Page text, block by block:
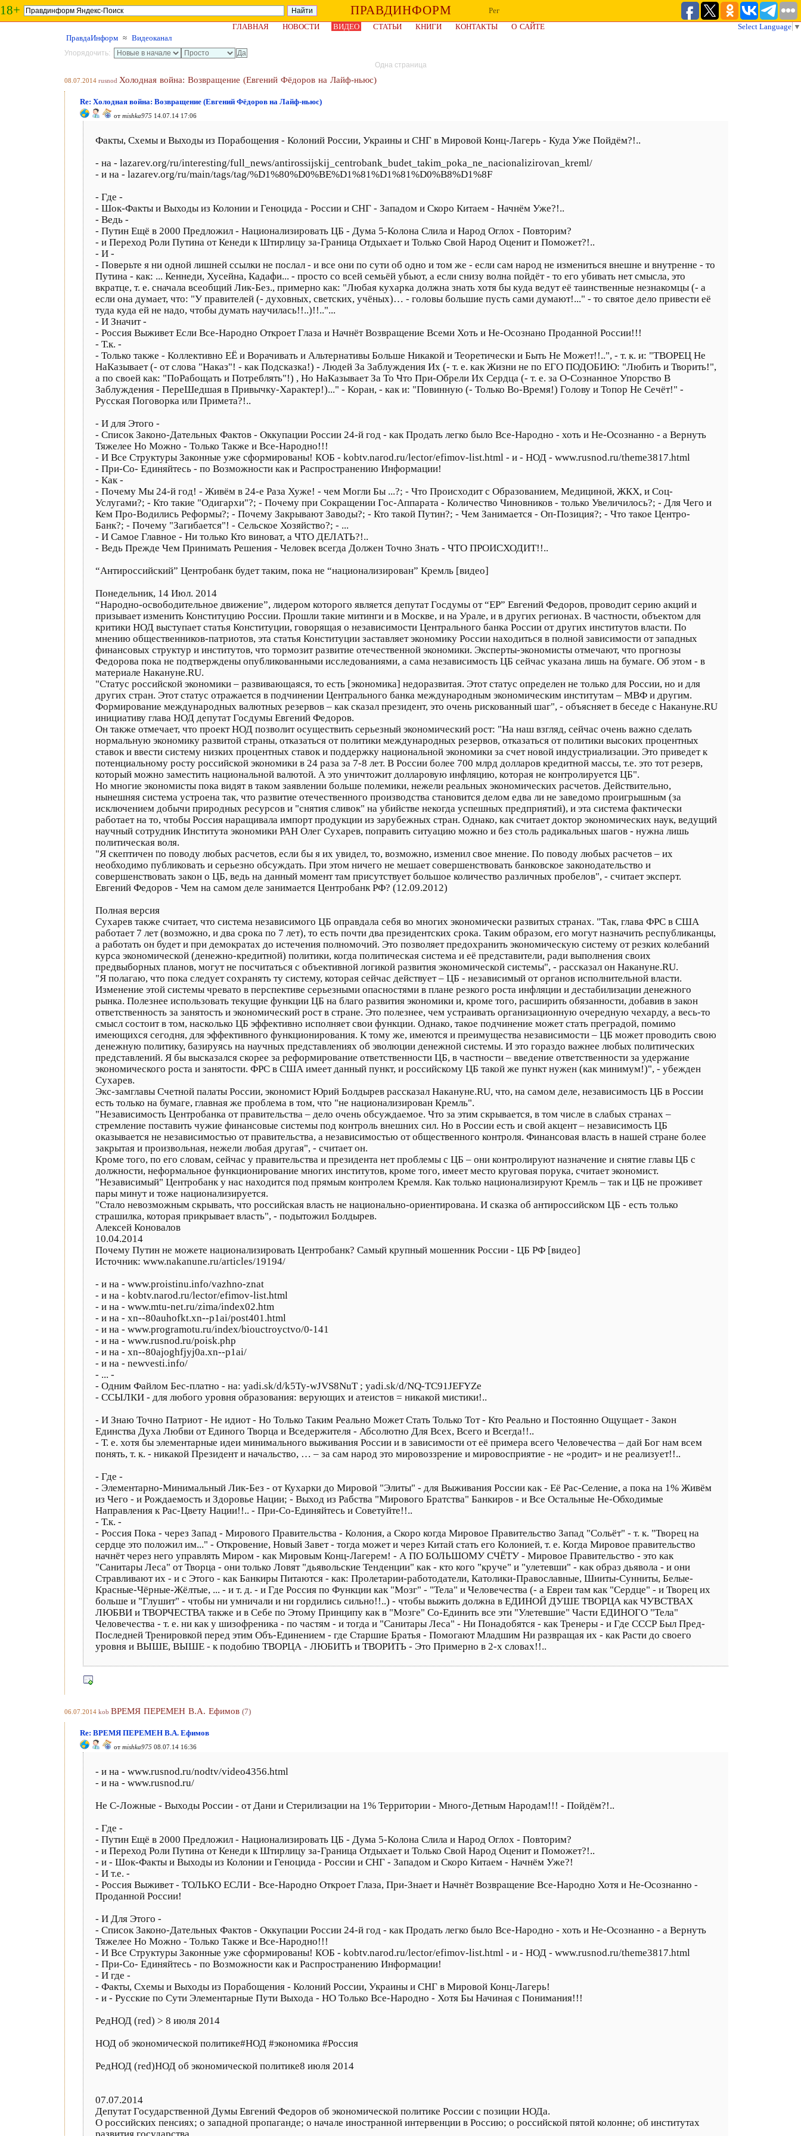
18+ ПРАВДИНФОРМ
Рег
ГЛАВНАЯ
НОВОСТИ ВИДЕО СТАТЬИ КНИГИ КОНТАКТЫ О САЙТЕ Select Language ▼
ПравдаИнформ ≈ Видеоканал
Упорядочить:
Одна страница
08.07.2014 rusnod Холодная война: Возвращение (Евгений Фёдоров на Лайф-ньюс)
Re: Холодная война: Возвращение (Евгений Фёдоров на Лайф-ньюс)
от mishka975 14.07.14 17:06
Факты, Схемы и Выходы из Порабощения - Колоний России, Украины и СНГ в Мировой Конц-Лагерь - Куда Уже Пойдём?!..
- на - lazarev.org/ru/interesting/full_news/antirossijskij_centrobank_budet_takim_poka_ne_nacionalizirovan_kreml/
- и на - lazarev.org/ru/main/tags/tag/%D1%80%D0%BE%D1%81%D1%81%D0%B8%D1%8F
- Где -
- Шок-Факты и Выходы из Колонии и Геноцида - России и СНГ - Западом и Скоро Китаем - Начнём Уже?!..
- Ведь -
- Путин Ещё в 2000 Предложил - Национализировать ЦБ - Дума 5-Колона Слила и Народ Оглох - Повторим?
- и Переход Роли Путина от Кенеди к Штирлицу за-Граница Отдыхает и Только Свой Народ Оценит и Поможет?!..
- И -
- Поверьте я ни одной лишней ссылки не послал - и все они по сути об одно и том же - если сам народ не измениться внешне и внутренне - то
Путина - как: ... Кеннеди, Хусейна, Кадафи... - просто со всей семьёй убьют, а если снизу волна пойдёт - то его убивать нет смысла, это
вкратце, т. е. сначала всеобщий Лик-Без., примерно как: "Любая кухарка должна знать хотя бы куда ведут её таинственные незнакомцы (- а
если она думает, что: "У правителей (- духовных, светских, учёных)… - головы большие пусть сами думают!..." - то святое дело привести её
туда куда ей не надо, чтобы думать научилась!!..)!!.."...
- И Значит -
- Россия Выживет Если Все-Народно Откроет Глаза и Начнёт Возвращение Всеми Хоть и Не-Осознано Проданной России!!!
- Т.к. -
- Только также - Коллективно ЕЁ и Ворачивать и Альтернативы Больше Никакой и Теоретически и Быть Не Может!!..", - т. к. и: "ТВОРЕЦ Не
НаКазывает (- от слова "Наказ"! - как Подсказка!) - Людей За Заблуждения Их (- т. е. как Жизни не по ЕГО ПОДОБИЮ: "Любить и Творить!",
а по своей как: "ПоРабощать и Потреблять"!) , Но НаКазывает За То Что При-Обрели Их Сердца (- т. е. за О-Сознанное Упорство В
Заблуждения - ПереШедшая в Привычку-Характер!)..." - Коран, - как и: "Повинную (- Только Во-Время!) Голову и Топор Не Сечёт!" -
Русская Поговорка или Примета?!..
- И для Этого -
- Список Законо-Дательных Фактов - Оккупации России 24-й год - как Продать легко было Все-Народно - хоть и Не-Осознанно - а Вернуть
Тяжелее Но Можно - Только Также и Все-Народно!!!
- И Все Структуры Законные уже сформированы! КОБ - kobtv.narod.ru/lector/efimov-list.html - и - НОД - www.rusnod.ru/theme3817.html
- При-Со- Единяйтесь - по Возможности как и Распространению Информации!
- Как -
- Почему Мы 24-й год! - Живём в 24-е Раза Хуже! - чем Могли Бы ...?; - Что Происходит с Образованием, Медициной, ЖКХ, и Соц-
Услугами?; - Кто такие "Одигархи"?; - Почему при Сокращении Гос-Аппарата - Количество Чиновников - только Увеличилось?; - Для Чего и
Кем Про-Водились Реформы?; - Почему Закрывают Заводы?; - Кто такой Путин?; - Чем Занимается - Оп-Позиция?; - Что такое Центро-
Банк?; - Почему "Загибается"! - Сельское Хозяйство?; - ...
- И Самое Главное - Ни только Кто виноват, а ЧТО ДЕЛАТЬ?!..
- Ведь Прежде Чем Принимать Решения - Человек всегда Должен Точно Знать - ЧТО ПРОИСХОДИТ!!..
“Антироссийский” Центробанк будет таким, пока не “национализирован” Кремль [видео]
Понедельник, 14 Июл. 2014
“Народно-освободительное движение”, лидером которого является депутат Госдумы от “ЕР” Евгений Федоров, проводит серию акций и
призывает изменить Конституцию России. Прошли такие митинги и в Москве, и на Урале, и в других регионах. В частности, объектом для
критики НОД выступает статья Конституции, говорящая о независимости Центрального банка России от других институтов власти. По
мнению общественников-патриотов, эта статья Конституции заставляет экономику России находиться в полной зависимости от западных
финансовых структур и институтов, что тормозит развитие отечественной экономики. Эксперты-экономисты отмечают, что прогнозы
Федорова пока не подтверждены опубликованными исследованиями, а сама независимость ЦБ сейчас указана лишь на бумаге. Об этом - в
материале Накануне.RU.
"Статус российской экономики – развивающаяся, то есть [экономика] недоразвитая. Этот статус определен не только для России, но и для
других стран. Этот статус отражается в подчинении Центрального банка международным экономическим институтам – МВФ и другим.
Формирование международных валютных резервов – как сказал президент, это очень рискованный шаг", - объясняет в беседе с Накануне.RU
инициативу глава НОД депутат Госдумы Евгений Федоров.
Он также отмечает, что проект НОД позволит осуществить серьезный экономический рост: "На наш взгляд, сейчас очень важно сделать
нормальную экономику развитой страны, отказаться от политики международных резервов, отказаться от политики высоких процентных
ставок и ввести систему низких процентных ставок и поддержку национальной экономики за счет новой индустриализации. Это приведет к
потенциальному росту российской экономики в 24 раза за 7-8 лет. В России более 700 млрд долларов кредитной массы, т.е. это тот резерв,
который можно заместить национальной валютой. А это уничтожит долларовую инфляцию, которая не контролируется ЦБ".
Но многие экономисты пока видят в таком заявлении больше полемики, нежели реальных экономических расчетов. Действительно,
нынешняя система устроена так, что развитие отечественного производства становится делом едва ли не заведомо проигрышным (за
исключением добычи природных ресурсов и "снятия сливок" на убийстве некогда успешных предприятий), и эта система фактически
работает на то, чтобы Россия наращивала импорт продукции из зарубежных стран. Однако, как считает доктор экономических наук, ведущий
научный сотрудник Института экономики РАН Олег Сухарев, поправить ситуацию можно и без столь радикальных шагов - нужна лишь
политическая воля.
"Я скептичен по поводу любых расчетов, если бы я их увидел, то, возможно, изменил свое мнение. По поводу любых расчетов – их
необходимо публиковать и серьезно обсуждать. При этом ничего не мешает совершенствовать банковское законодательство и
совершенствовать закон о ЦБ, ведь на данный момент там присутствует большое количество различных пробелов", - считает эксперт.
Евгений Федоров - Чем на самом деле занимается Центробанк РФ? (12.09.2012)
Полная версия
Сухарев также считает, что система независимого ЦБ оправдала себя во многих экономически развитых странах. "Так, глава ФРС в США
работает 7 лет (возможно, и два срока по 7 лет), то есть почти два президентских срока. Таким образом, его могут назначить республиканцы,
а работать он будет и при демократах до истечения полномочий. Это позволяет предохранить экономическую систему от резких колебаний
курса экономической (денежно-кредитной) политики, когда политическая система и её представители, ради выполнения своих
предвыборных планов, могут не посчитаться с объективной логикой развития экономической системы", - рассказал он Накануне.RU.
"Я полагаю, что пока следует сохранять ту систему, которая сейчас действует – ЦБ - независимый от органов исполнительной власти.
Изменение этой системы чревато в перспективе серьезными опасностями в плане резкого роста инфляции и дестабилизации денежного
рынка. Полезнее использовать текущие функции ЦБ на благо развития экономики и, кроме того, расширить обязанности, добавив в закон
ответственность за занятость и экономический рост в стране. Это полезнее, чем устраивать организационную очередную чехарду, а весь-то
смысл состоит в том, насколько ЦБ эффективно исполняет свои функции. Однако, такое подчинение может стать преградой, помимо
имеющихся сегодня, для эффективного функционирования. К тому же, имеются и преимущества независимости – ЦБ может проводить свою
денежную политику, базируясь на научных представлениях об эволюции денежной системы. И это гораздо важнее любых политических
представлений. Я бы высказался скорее за реформирование ответственности ЦБ, в частности – введение ответственности за удержание
экономического роста и занятости. ФРС в США имеет данный пункт, и российскому ЦБ такой же пункт нужен (как минимум!)", - убежден
Сухарев.
Экс-замглавы Счетной палаты России, экономист Юрий Болдырев рассказал Накануне.RU, что, на самом деле, независимость ЦБ в России
есть только на бумаге, главная же проблема в том, что "не национализирован Кремль".
"Независимость Центробанка от правительства – дело очень обсуждаемое. Что за этим скрывается, в том числе в слабых странах –
стремление поставить чужие финансовые системы под контроль внешних сил. Но в России есть и свой акцент – независимость ЦБ
оказывается не независимостью от правительства, а независимостью от общественного контроля. Финансовая власть в нашей стране более
закрытая и произвольная, нежели любая другая", - считает он.
Кроме того, по его словам, сейчас у правительства и президента нет проблемы с ЦБ – они контролируют назначение и снятие главы ЦБ с
должности, неформальное функционирование многих институтов, кроме того, имеет место круговая порука, считает экономист.
"Независимый" Центробанк у нас находится под прямым контролем Кремля. Как только национализируют Кремль – так и ЦБ не проживет
пары минут и тоже национализируется.
"Стало невозможным скрывать, что российская власть не национально-ориентирована. И сказка об антироссийском ЦБ - есть только
страшилка, которая прикрывает власть", - подытожил Болдырев.
Алексей Коновалов
10.04.2014
Почему Путин не можете национализировать Центробанк? Самый крупный мошенник России - ЦБ РФ [видео]
Источник: www.nakanune.ru/articles/19194/
- и на - www.proistinu.info/vazhno-znat
- и на - kobtv.narod.ru/lector/efimov-list.html
- и на - www.mtu-net.ru/zima/index02.htm
- и на - xn--80auhofkt.xn--p1ai/post401.html
- и на - www.programotu.ru/index/biouctroyctvo/0-141
- и на - www.rusnod.ru/poisk.php
- и на - xn--80ajoghfjyj0a.xn--p1ai/
- и на - newvesti.info/
- ... -
- Одним Файлом Бес-платно - на: yadi.sk/d/k5Ty-wJVS8NuT ; yadi.sk/d/NQ-TC91JEFYZe
- ССЫЛКИ - для любого уровня образования: верующих и атеистов = никакой мистики!..
- И Знаю Точно Патриот - Не идиот - Но Только Таким Реально Может Стать Только Тот - Кто Реально и Постоянно Ощущает - Закон
Единства Духа Любви от Единого Творца и Вседержителя - Абсолютно Для Всех, Всего и Всегда!!..
- Т. е. хотя бы элементарные идеи минимального выживания России и в зависимости от её примера всего Человечества – дай Бог нам всем
понять, т. к. - никакой Президент и начальство, … – за сам народ это мировоззрение и мировосприятие - не «родит» и не реализует!!..
- Где -
- Элементарно-Минимальный Лик-Без - от Кухарки до Мировой "Элиты" - для Выживания России как - Её Рас-Селение, а пока на 1% Живём
из Чего - и Рождаемость и Здоровье Нации; - Выход из Рабства "Мирового Братства" Банкиров - и Все Остальные Не-Обходимые
Направления к Рас-Цвету Нации!!.. - При-Со-Единяйтесь и Советуйте!!..
- Т.к. -
- Россия Пока - через Запад - Мирового Правительства - Колония, а Скоро когда Мировое Правительство Запад "Сольёт" - т. к. "Творец на
сердце это положил им..." - Откровение, Новый Завет - тогда может и через Китай стать его Колонией, т. е. Когда Мировое правительство
начнёт через него управлять Миром - как Мировым Конц-Лагерем! - А ПО БОЛЬШОМУ СЧЁТУ - Мировое Правительство - это как
"Санитары Леса" от Творца - они только Ловят "дьявольские Тенденции" как - кто кого "круче" и "улетевши" - как образ дьявола - и они
Стравливают их - и с Этого - как Банкиры Питаются - как: Пролетарии-работодатели, Католики-Православные, Шииты-Сунниты, Белые-
Красные-Чёрные-Жёлтые, ... - и т. д. - и Где Россия по Функции как "Мозг" - "Тела" и Человечества (- а Евреи там как "Сердце" - и Творец их
больше и "Глушит" - чтобы ни умничали и ни гордились сильно!!..) - чтобы выжить должна в ЕДИНОЙ ДУШЕ ТВОРЦА как ЧУВСТВАХ
ЛЮБВИ и ТВОРЧЕСТВА также и в Себе по Этому Принципу как в "Мозге" Со-Единить все эти "Улетевшие" Части ЕДИНОГО "Тела"
Человечества - т. е. ни как у шизофреника - по частям - и тогда и "Санитары Леса" - Ни Понадобятся - как Тренеры - и Где СССР Был Пред-
Последней Тренировкой перед этим Объ-Единением - где Старшие Братья - Помогают Младшим Ни развращая их - как Расти до своего
уровня и ВЫШЕ, ВЫШЕ - к подобию ТВОРЦА - ЛЮБИТЬ и ТВОРИТЬ - Это Примерно в 2-х словах!!..
06.07.2014 kob ВРЕМЯ ПЕРЕМЕН В.А. Ефимов (7)
Re: ВРЕМЯ ПЕРЕМЕН В.А. Ефимов
от mishka975 08.07.14 16:36
- и на - www.rusnod.ru/nodtv/video4356.html
- и на - www.rusnod.ru/
Не С-Ложные - Выходы России - от Дани и Стерилизации на 1% Территории - Много-Детным Народам!!! - Пойдём?!..
- Где -
- Путин Ещё в 2000 Предложил - Национализировать ЦБ - Дума 5-Колона Слила и Народ Оглох - Повторим?
- и Переход Роли Путина от Кенеди к Штирлицу за-Граница Отдыхает и Только Свой Народ Оценит и Поможет?!..
- и - Шок-Факты и Выходы из Колонии и Геноцида - России и СНГ - Западом и Скоро Китаем - Начнём Уже?!
- И т.е. -
- Россия Выживет - ТОЛЬКО ЕСЛИ - Все-Народно Откроет Глаза, При-Знает и Начнёт Возвращение Все-Народно Хотя и Не-Осознанно -
Проданной России!
- И Для Этого -
- Список Законо-Дательных Фактов - Оккупации России 24-й год - как Продать легко было Все-Народно - хоть и Не-Осознанно - а Вернуть
Тяжелее Но Можно - Только Также и Все-Народно!!!
- И Все Структуры Законные уже сформированы! КОБ - kobtv.narod.ru/lector/efimov-list.html - и - НОД - www.rusnod.ru/theme3817.html
- При-Со- Единяйтесь - по Возможности как и Распространению Информации!
- И где -
- Факты, Схемы и Выходы из Порабощения - Колоний России, Украины и СНГ в Мировой Конц-Лагерь!
- и - Русские по Сути Элементарные Пути Выхода - НО Только Все-Народно - Хотя Бы Начиная с Понимания!!!
РедНОД (red) > 8 июля 2014
НОД об экономической политике#НОД #экономика #Россия
РедНОД (red)НОД об экономической политике8 июля 2014
07.07.2014
Депутат Государственной Думы Евгений Федоров об экономической политике России с позиции НОДа.
О российских пенсиях; о западной пропаганде; о начале иностранной интервенции в Россию; о российской пятой колонне; об институтах